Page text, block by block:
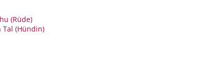
(Rüde)
Tal (Hündin)